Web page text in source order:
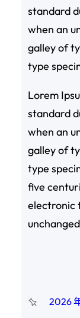
standard
when an
galley of
type
Lorem
standard
when an
galley of
type
five
electronic
2026